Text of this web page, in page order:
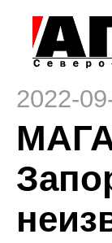
2022-